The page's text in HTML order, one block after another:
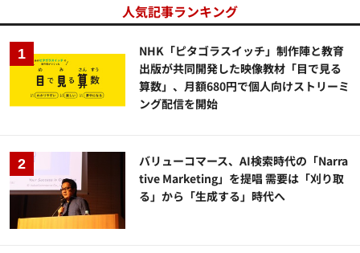
人気記事ランキング
NHK「ピタゴラスイッチ」制作陣と教育
出版が共同開発した映像教材「目で見る
算数」、月額680円で個人向けストリーミ
ング配信を開始
バリューコマース、AI検索時代の「Narra
tive Marketing」を提唱 需要は「刈り取
る」から「生成する」時代へ